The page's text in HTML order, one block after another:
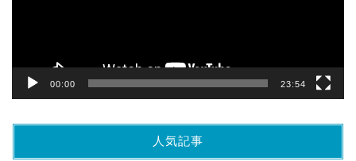
00:00 23:54
人気記事